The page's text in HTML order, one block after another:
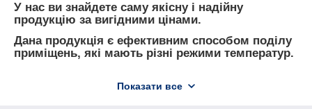
У нас ви знайдете саму якісну і надійну
продукцію за вигідними цінами.
Дана продукція є ефективним способом поділу
приміщень, які мають різні режими температур.
температуру всередині приміщення, створити
Показати все